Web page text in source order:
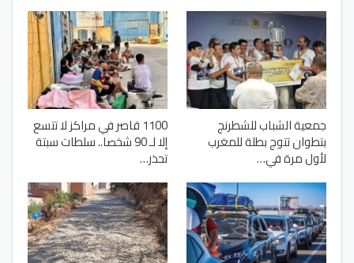
جمعية الشباب للشطرنج
بتطوان تتوج بطلة للمغرب
لأول مرة في…
1100 قاصر في مراكز لا تتسع
إلا لـ 90 شخصا.. سلطات سبتة
تحذر…